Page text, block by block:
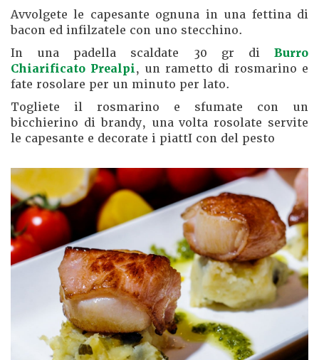
Avvolgete le capesante ognuna in una fettina di
bacon ed infilzatele con uno stecchino.
In una padella scaldate 30 gr di Burro
Chiarificato Prealpi, un rametto di rosmarino e
fate rosolare per un minuto per lato.
Togliete il rosmarino e sfumate con un
bicchierino di brandy, una volta rosolate servite
le capesante e decorate i piattI con del pesto